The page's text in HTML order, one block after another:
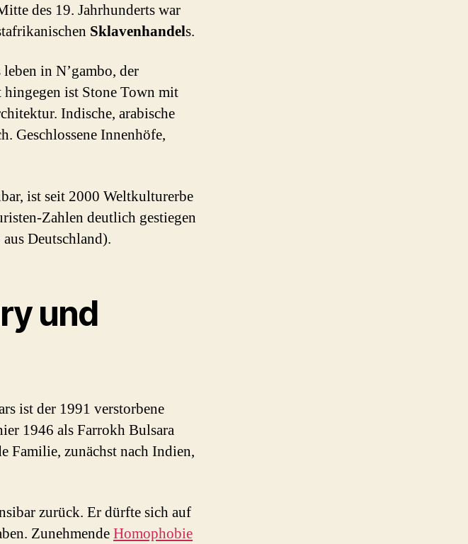
des 19. Jahrhunderts war
Sklavenhandels.
in N’gambo, der
ist Stone Town mit
Indische, arabische
Geschlossene Innenhöfe,
ist seit 2000 Weltkulturerbe
Zahlen deutlich gestiegen
Deutschland).
und
ist der 1991 verstorbene
1946 als Farrokh Bulsara
Familie, zunächst nach Indien,
zurück. Er dürfte sich auf
ZunehmendeHomophobie